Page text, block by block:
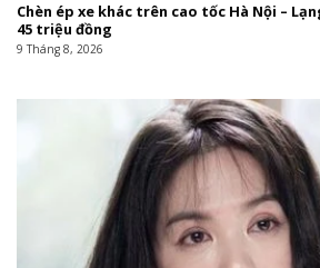
Chèn ép xe khác trên cao tốc Hà Nội –
45 triệu đồng
9 Tháng 8, 2026